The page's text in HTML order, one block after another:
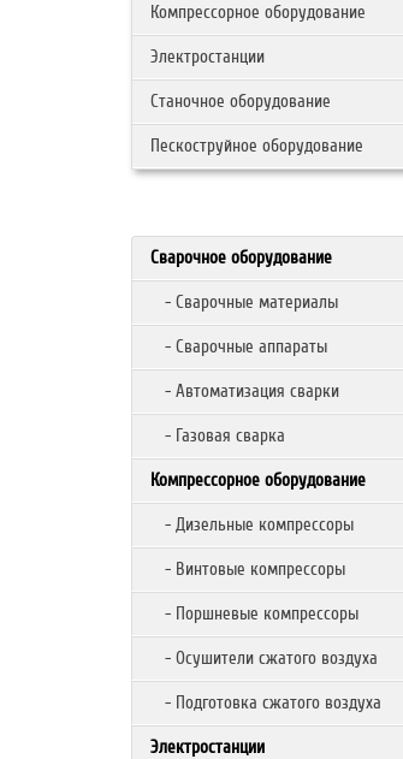
Компрессорное оборудование
Электростанции
Станочное оборудование
Пескоструйное оборудование
Сварочное оборудование
- Сварочные материалы
- Сварочные аппараты
- Автоматизация сварки
- Газовая сварка
Компрессорное оборудование
- Дизельные компрессоры
- Винтовые компрессоры
- Поршневые компрессоры
- Осушители сжатого воздуха
- Подготовка сжатого воздуха
Электростанции